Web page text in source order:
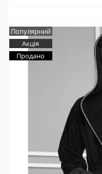
Популярний
Акція
Продано